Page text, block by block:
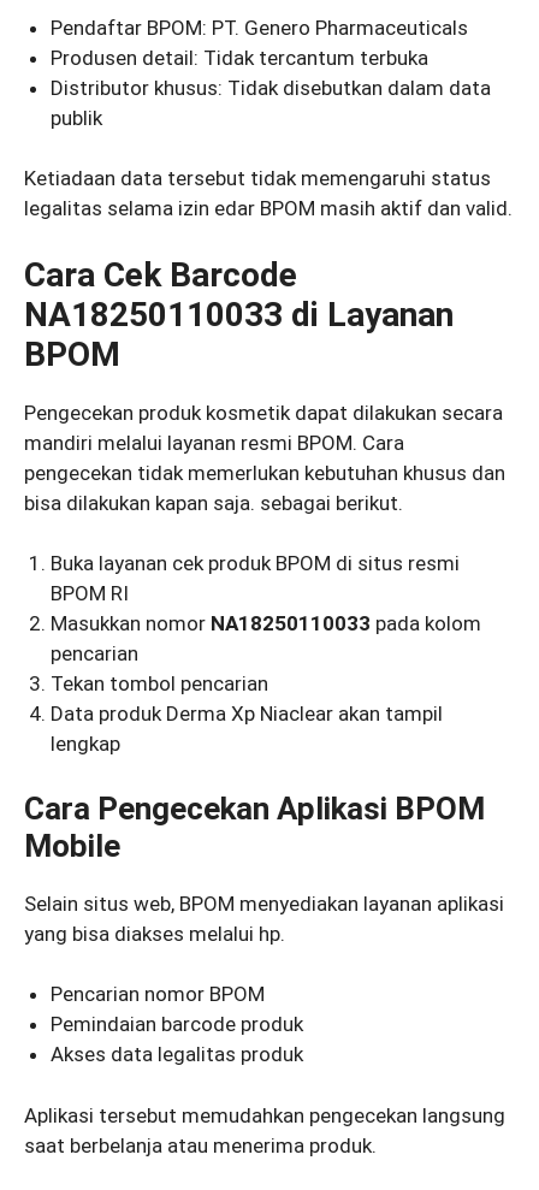
Pendaftar BPOM: PT. Genero Pharmaceuticals
Produsen detail: Tidak tercantum terbuka
Distributor khusus: Tidak disebutkan dalam data
publik
Ketiadaan data tersebut tidak memengaruhi status
legalitas selama izin edar BPOM masih aktif dan valid.
Cara Cek Barcode
NA18250110033 di Layanan
BPOM
Pengecekan produk kosmetik dapat dilakukan secara
mandiri melalui layanan resmi BPOM. Cara
pengecekan tidak memerlukan kebutuhan khusus dan
bisa dilakukan kapan saja. sebagai berikut.
Buka layanan cek produk BPOM di situs resmi
BPOM RI
Masukkan nomor NA18250110033 pada kolom
pencarian
Tekan tombol pencarian
Data produk Derma Xp Niaclear akan tampil
lengkap
Cara Pengecekan Aplikasi BPOM
Mobile
Selain situs web, BPOM menyediakan layanan aplikasi
yang bisa diakses melalui hp.
Pencarian nomor BPOM
Pemindaian barcode produk
Akses data legalitas produk
Aplikasi tersebut memudahkan pengecekan langsung
saat berbelanja atau menerima produk.